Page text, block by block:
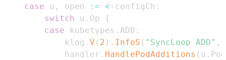
case u , open := <- configCh :
switch
u . Op
{
case kubetypes . ADD :
            klog
. V ( 2 ) . InfoS ( "SyncLoop ADD" ,
            handler
. HandlePodAdditions ( u .